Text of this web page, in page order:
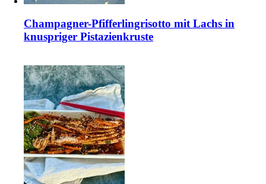
Champagner-Pfifferlingrisotto mit Lachs in
knuspriger Pistazienkruste